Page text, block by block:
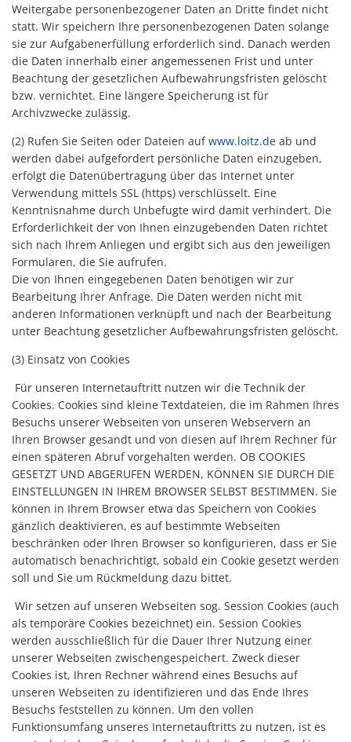
Weitergabe personenbezogener Daten an Dritte findet nicht
statt. Wir speichern Ihre personenbezogenen Daten solange
sie zur Aufgabenerfüllung erforderlich sind. Danach werden
die Daten innerhalb einer angemessenen Frist und unter
Beachtung der gesetzlichen Aufbewahrungsfristen gelöscht
bzw. vernichtet. Eine längere Speicherung ist für
Archivzwecke zulässig.
(2) Rufen Sie Seiten oder Dateien aufwww.loitz.de ab und
werden dabei aufgefordert persönliche Daten einzugeben,
erfolgt die Datenübertragung über das Internet unter
Verwendung mittels SSL (https) verschlüsselt. Eine
Kenntnisnahme durch Unbefugte wird damit verhindert. Die
Erforderlichkeit der von Ihnen einzugebenden Daten richtet
sich nach Ihrem Anliegen und ergibt sich aus den jeweiligen
Formularen, die Sie aufrufen.
Die von Ihnen eingegebenen Daten benötigen wir zur
Bearbeitung Ihrer Anfrage. Die Daten werden nicht mit
anderen Informationen verknüpft und nach der Bearbeitung
unter Beachtung gesetzlicher Aufbewahrungsfristen gelöscht.
(3) Einsatz von Cookies
Für unseren Internetauftritt nutzen wir die Technik der
Cookies. Cookies sind kleine Textdateien, die im Rahmen Ihres
Besuchs unserer Webseiten von unseren Webservern an
Ihren Browser gesandt und von diesen auf Ihrem Rechner für
einen späteren Abruf vorgehalten werden. OB COOKIES
GESETZT UND ABGERUFEN WERDEN, KÖNNEN SIE DURCH DIE
EINSTELLUNGEN IN IHREM BROWSER SELBST BESTIMMEN. Sie
können in Ihrem Browser etwa das Speichern von Cookies
gänzlich deaktivieren, es auf bestimmte Webseiten
beschränken oder Ihren Browser so konfigurieren, dass er Sie
automatisch benachrichtigt, sobald ein Cookie gesetzt werden
soll und Sie um Rückmeldung dazu bittet.
Wir setzen auf unseren Webseiten sog. Session Cookies (auch
als temporäre Cookies bezeichnet) ein. Session Cookies
werden ausschließlich für die Dauer Ihrer Nutzung einer
unserer Webseiten zwischengespeichert. Zweck dieser
Cookies ist, Ihren Rechner während eines Besuchs auf
unseren Webseiten zu identifizieren und das Ende Ihres
Besuchs feststellen zu können. Um den vollen
Funktionsumfang unseres Internetauftritts zu nutzen, ist es